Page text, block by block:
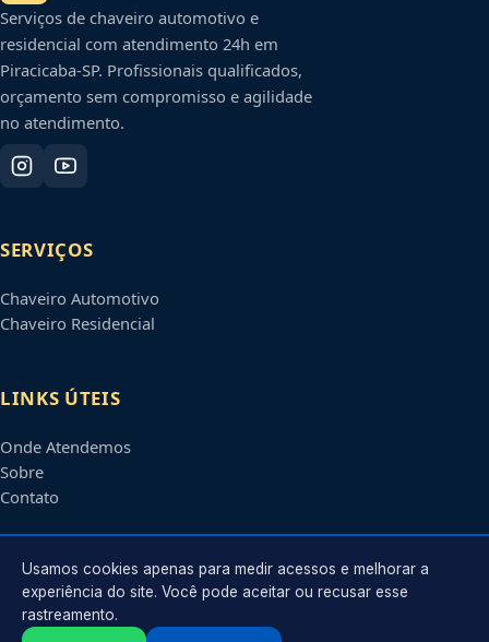
Serviços de chaveiro automotivo e
residencial com atendimento 24h em
Piracicaba-SP. Profissionais qualificados,
orçamento sem compromisso e agilidade
no atendimento.
SERVIÇOS
Chaveiro Automotivo
Chaveiro Residencial
LINKS ÚTEIS
Onde Atendemos
Sobre
Contato
CONTATO
Atendimento em
Usamos cookies apenas para medir acessos e melhorar a
experiência do site. Você pode aceitar ou recusar esse
rastreamento.